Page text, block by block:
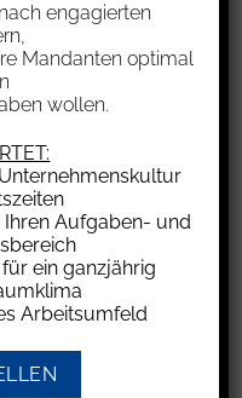
einer
wurde. Diese
6 bis 7 m. Der
auf, sie auf 3 m
nicht über diese
Er
aufgrund ihrer
und daher
engagierten
Mandanten optimal
wollen.
Aufgaben- und
ein ganzjährig
Arbeitsumfeld